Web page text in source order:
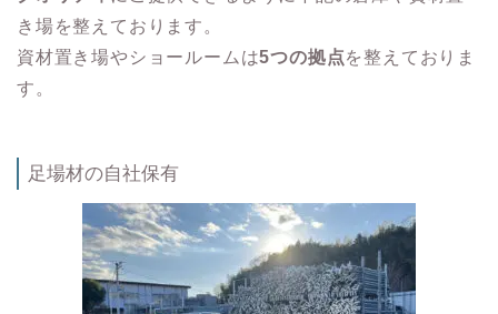
き場を整えております。
資材置き場やショールームは5つの拠点を整えておりま
す。
足場材の自社保有